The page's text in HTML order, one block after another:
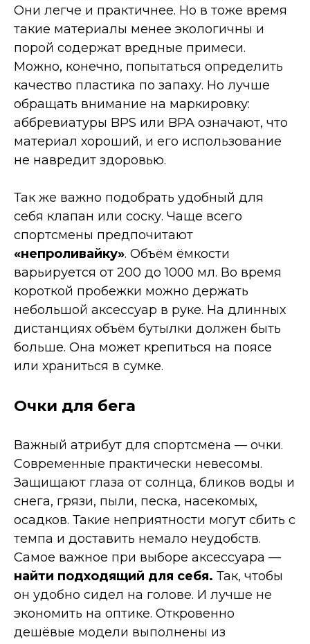
Они легче и практичнее. Но в тоже время
такие материалы менее экологичны и
порой содержат вредные примеси.
Можно, конечно, попытаться определить
качество пластика по запаху. Но лучше
обращать внимание на маркировку:
аббревиатуры BPS или BPA означают, что
материал хороший, и его использование
не навредит здоровью.
Так же важно подобрать удобный для
себя клапан или соску. Чаще всего
спортсмены предпочитают
«непроливайку». Объём ёмкости
варьируется от 200 до 1000 мл. Во время
короткой пробежки можно держать
небольшой аксессуар в руке. На длинных
дистанциях объём бутылки должен быть
больше. Она может крепиться на поясе
или храниться в сумке.
Очки для бега
Важный атрибут для спортсмена — очки.
Современные практически невесомы.
Защищают глаза от солнца, бликов воды и
снега, грязи, пыли, песка, насекомых,
осадков. Такие неприятности могут сбить с
темпа и доставить немало неудобств.
Самое важное при выборе аксессуара —
найти подходящий для себя. Так, чтобы
он удобно сидел на голове. И лучше не
экономить на оптике. Откровенно
дешёвые модели выполнены из